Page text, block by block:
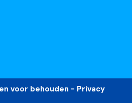
voor behouden - Privacy